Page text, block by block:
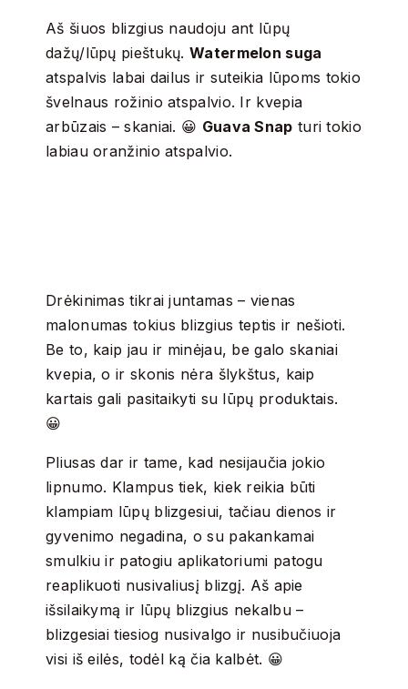
Aš šiuos blizgius naudoju ant lūpų
dažų/lūpų pieštukų.Watermelon suga
atspalvis labai dailus ir suteikia lūpoms tokio
švelnaus rožinio atspalvio. Ir kvepia
arbūzais – skaniai. 😀 Guava Snap turi tokio
labiau oranžinio atspalvio.
Drėkinimas tikrai juntamas – vienas
malonumas tokius blizgius teptis ir nešioti.
Be to, kaip jau ir minėjau, be galo skaniai
kvepia, o ir skonis nėra šlykštus, kaip
kartais gali pasitaikyti su lūpų produktais.
😀
Pliusas dar ir tame, kad nesijaučia jokio
lipnumo. Klampus tiek, kiek reikia būti
klampiam lūpų blizgesiui, tačiau dienos ir
gyvenimo negadina, o su pakankamai
smulkiu ir patogiu aplikatoriumi patogu
reaplikuoti nusivaliusį blizgį. Aš apie
išsilaikymą ir lūpų blizgius nekalbu –
blizgesiai tiesiog nusivalgo ir nusibučiuoja
visi iš eilės, todėl ką čia kalbėt. 😀